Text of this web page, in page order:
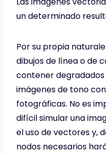
un determinado
Por su propia
dibujos de línea o de
contener
imágenes de tono
fotográficas. No es
difícil simular una
el uso de vectores y,
nodos necesarios